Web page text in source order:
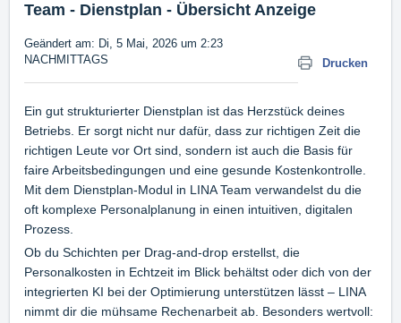
Team - Dienstplan - Übersicht Anzeige
Drucken
Geändert am: Di, 5 Mai, 2026 um 2:23
NACHMITTAGS
Ein gut strukturierter Dienstplan ist das Herzstück deines
Betriebs. Er sorgt nicht nur dafür, dass zur richtigen Zeit die
richtigen Leute vor Ort sind, sondern ist auch die Basis für
faire Arbeitsbedingungen und eine gesunde Kostenkontrolle.
Mit dem Dienstplan-Modul in LINA Team verwandelst du die
oft komplexe Personalplanung in einen intuitiven, digitalen
Prozess.
Ob du Schichten per Drag-and-drop erstellst, die
Personalkosten in Echtzeit im Blick behältst oder dich von der
integrierten KI bei der Optimierung unterstützen lässt – LINA
nimmt dir die mühsame Rechenarbeit ab. Besonders wertvoll: